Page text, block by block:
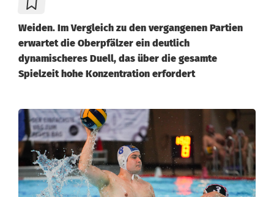
Weiden. Im Vergleich zu den vergangenen Partien
erwartet die Oberpfälzer ein deutlich
dynamischeres Duell, das über die gesamte
Spielzeit hohe Konzentration erfordert
W
a
s
s